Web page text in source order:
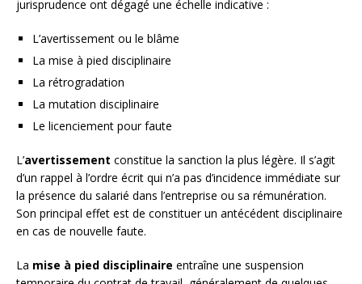
jurisprudence ont dégagé une échelle indicative :
L’avertissement ou le blâme
La mise à pied disciplinaire
La rétrogradation
La mutation disciplinaire
Le licenciement pour faute
L’avertissement constitue la sanction la plus légère. Il s’agit
d’un rappel à l’ordre écrit qui n’a pas d’incidence immédiate sur
la présence du salarié dans l’entreprise ou sa rémunération.
Son principal effet est de constituer un antécédent disciplinaire
en cas de nouvelle faute.
La mise à pied disciplinaire entraîne une suspension